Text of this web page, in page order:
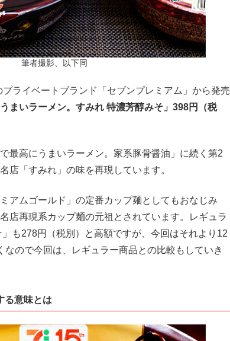
筆者撮影、以下同
ライベートブランド「セブンプレミアム」から発売
まいラーメン。すみれ 特濃芳醇みそ」398円（税
最高にうまいラーメン。家系豚骨醤油」に続く第2
店「すみれ」の味を再現しています。
アムゴールド」の定番カップ麺としてもおなじみ
店再現系カップ麺の元祖とされています。レギュラ
も278円（税別）と高額ですが、今回はそれより12
なので今回は、レギュラー商品との比較もしていき
る意味とは